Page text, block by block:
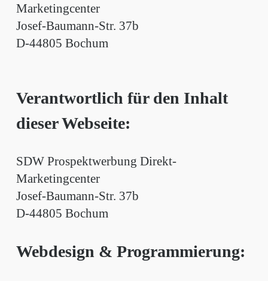
Marketingcenter
Josef-Baumann-Str. 37b
D-44805 Bochum
Verantwortlich für den Inhalt
dieser Webseite:
SDW Prospektwerbung Direkt-
Marketingcenter
Josef-Baumann-Str. 37b
D-44805 Bochum
Webdesign & Programmierung: